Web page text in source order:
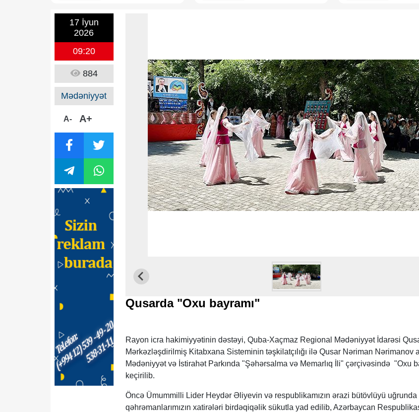
17 İyun
2026
09:20
884
Mədəniyyət
A- A+
Qusarda "Oxu bayramı"
Rayon icra hakimiyyətinin dəstəyi, Quba-Xaçmaz Regional Mədəniyyət İdarəsi
Mərkəzləşdirilmiş Kitabxana Sisteminin təşkilatçılığı ilə Qusar Nəriman Nərimanov
Mədəniyyət və İstirahət Parkında "Şəhərsalma və Memarlıq İli" çərçivəsində "Oxu
keçirilib.
Öncə Ümummilli Lider Heydər Əliyevin və respublikamızın ərazi bütövlüyü
qəhrəmanlarımızın xatirələri birdəqiqəlik sükutla yad edilib, Azərbaycan